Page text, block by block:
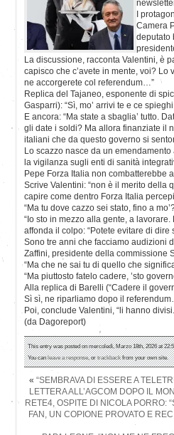
I
Camera
deputato
La discussione, racconta Valentini, è
capisco che c’avete in mente, voi?
ne accorgerete col referendum…”
Replica del Tajaneo, esponente di
Gasparri): “Sì, mo’ arrivi te e ce
E ancora: “Ma state a sbaglia’ tutto.
gli date i soldi? Ma allora finanziate il
italiani che da questo governo si
Lo scazzo nasce da un
la vigilanza sugli enti di sanità
Pepe Forza Italia non combatterebbe
Scrive Valentini: “non è il merito della
capire come dentro Forza Italia
“Ma tu dove cazzo sei stato, fino a
“Io sto in mezzo alla gente, a
affonda il colpo: “Potete evitare di
Sono tre anni che facciamo audizioni
Zaffini, presidente della commissione
“Ma che ne sai tu di quello che
“Ma piuttosto fatelo cadere, ’sto
Alla replica di Barelli (“Cadere il
Sì sì, ne riparliamo dopo il
Poi, conclude Valentini, “li hanno
(da Dagoreport)
This entry was posted on mercoledì, Marzo 18th, 2026 at
You canleave a response, ortrackbackfrom your own site.
« “SEMBRAVA DI ESSERE A
LETTERA ALL’AGCOM DOPO IL
RETE4, OSPITE DI NICOLA PORRO:
FAN, UN COPIONE PROVATO E